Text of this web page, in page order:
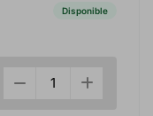
Disponible